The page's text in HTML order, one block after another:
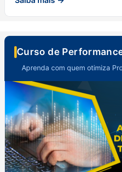
Curso de
Aprenda com quem otimiza